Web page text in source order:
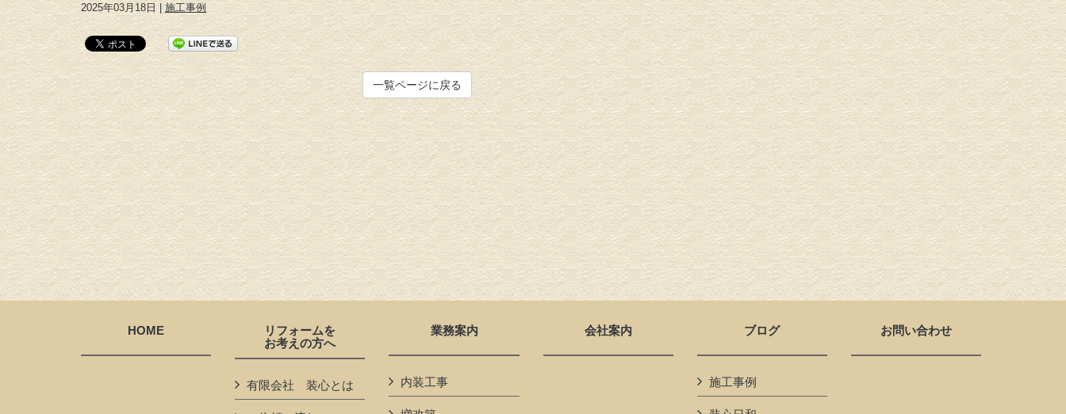
2025年03月18日 | 施工事例
一覧ページに戻る
HOME
リフォームを
お考えの方へ
有限会社 装心とは
業務案内
内装工事
会社案内 ブログ
施工事例
お問い合わせ